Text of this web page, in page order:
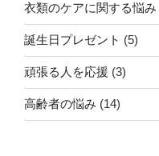
衣類のケアに関する悩み
誕生日プレゼント (5)
頑張る人を応援 (3)
高齢者の悩み (14)